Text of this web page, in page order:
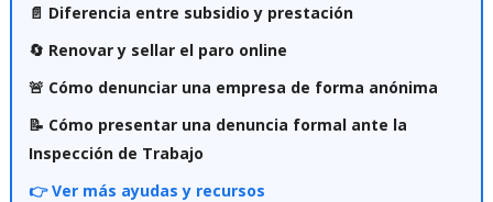
📄 Diferencia entre subsidio y prestación
🔄 Renovar y sellar el paro online
🚨 Cómo denunciar una empresa de forma anónima
📝 Cómo presentar una denuncia formal ante la
Inspección de Trabajo
👉 Ver más ayudas y recursos